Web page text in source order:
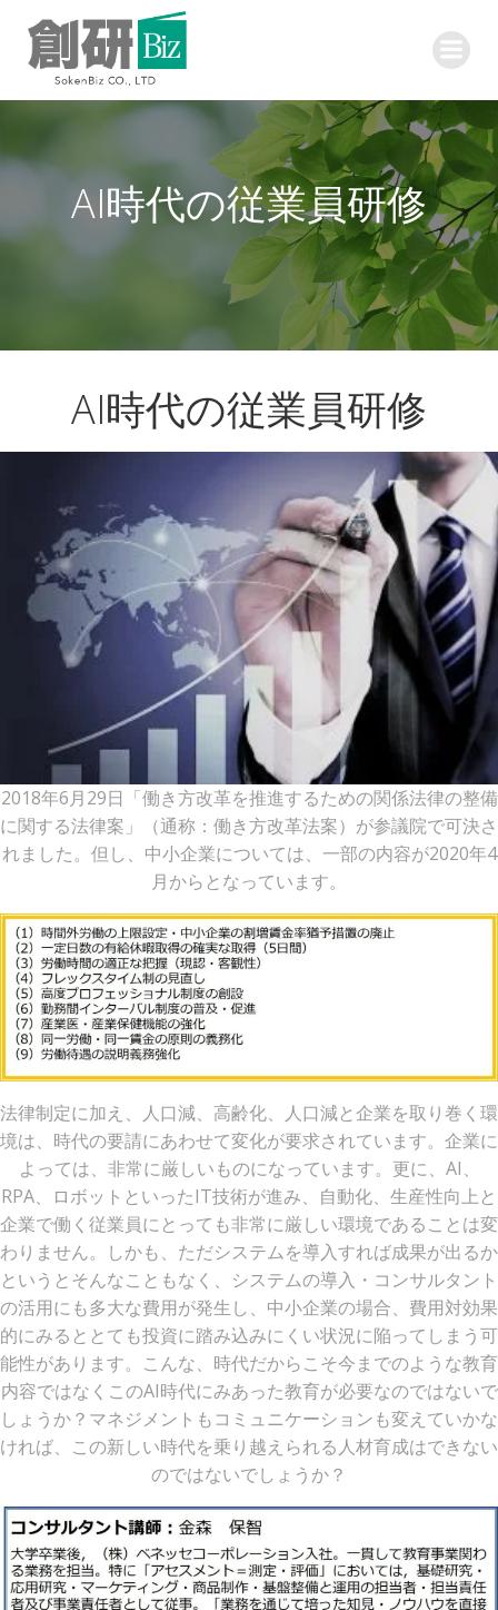
ツ
ス
キ
ッ
AI時代の従業員研修
AI時代の従業員研修
2018年6月29日「働き方改革を推進するための関係法律の整備
に関する法律案」（通称：働き方改革法案）が参議院で可決さ
れました。但し、中小企業については、一部の内容が2020年4
月からとなっています。
法律制定に加え、人口減、高齢化、人口減と企業を取り巻く環
境は、時代の要請にあわせて変化が要求されています。企業に
よっては、非常に厳しいものになっています。更に、AI、
RPA、ロボットといったIT技術が進み、自動化、生産性向上と
企業で働く従業員にとっても非常に厳しい環境であることは変
わりません。しかも、ただシステムを導入すれば成果が出るか
というとそんなこともなく、システムの導入・コンサルタント
の活用にも多大な費用が発生し、中小企業の場合、費用対効果
的にみるととても投資に踏み込みにくい状況に陥ってしまう可
能性があります。こんな、時代だからこそ今までのような教育
内容ではなくこのAI時代にみあった教育が必要なのではないで
しょうか？マネジメントもコミュニケーションも変えていかな
ければ、この新しい時代を乗り越えられる人材育成はできない
のではないでしょうか？